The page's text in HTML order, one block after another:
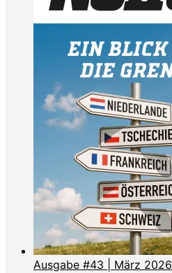
Ausgabe #43 | März 2026